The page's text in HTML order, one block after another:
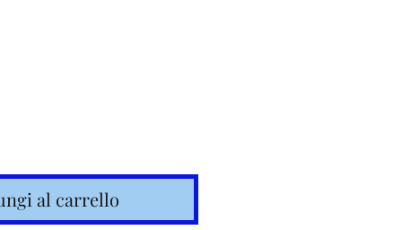
al carrello